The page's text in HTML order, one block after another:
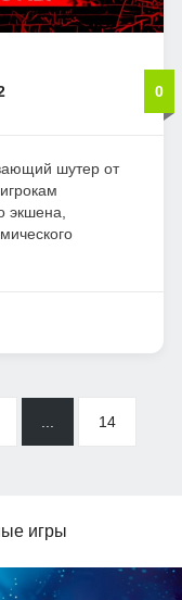
0
шутер от
экшена,
14
игры